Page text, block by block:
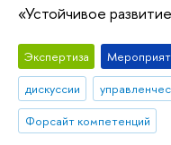
«Устойчивое
Экспертиза
дискуссии
Форсайт компетенций